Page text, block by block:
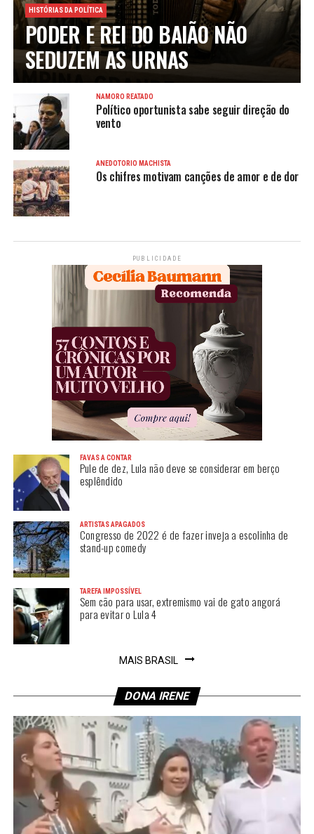
HISTÓRIAS DA POLÍTICA
PODER E REI DO BAIÃO NÃO
SEDUZEM AS URNAS
NAMORO REATADO
Político oportunista sabe seguir direção do
vento
ANEDOTÓRIO MACHISTA
Os chifres motivam canções de amor e de dor
PUBLICIDADE
FAVAS A CONTAR
Pule de dez, Lula não deve se considerar em berço
esplêndido
ARTISTAS APAGADOS
Congresso de 2022 é de fazer inveja a escolinha de
stand-up comedy
TAREFA IMPOSSÍVEL
Sem cão para usar, extremismo vai de gato angorá
para evitar o Lula 4
MAIS BRASIL
DONA IRENE